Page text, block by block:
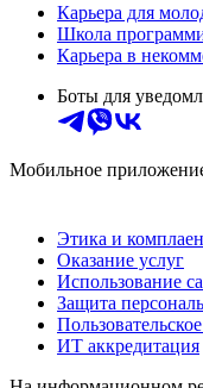
Карьера для
Школа
Карьера в
Боты для
Мобильное
Этика и
Оказание услуг
Использование
Защита
ИТ аккредитация